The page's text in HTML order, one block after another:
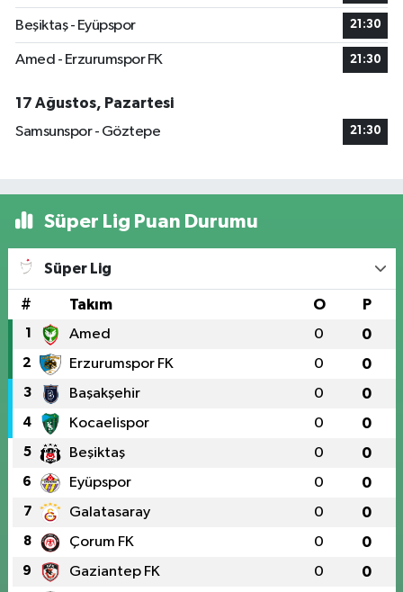
Beşiktaş - Eyüpspor 21:30
Amed - Erzurumspor FK 21:30
17 Ağustos, Pazartesi
Samsunspor - Göztepe
21:30
Süper Lig Puan Durumu
Süper Lig
# Takım O P
1 Amed 0 0
2 Erzurumspor FK 0 0
3 Başakşehir 0 0
4 Kocaelispor 0 0
5 Beşiktaş 0 0
6 Eyüpspor 0 0
7 Galatasaray 0 0
8 Çorum FK 0 0
9 Gaziantep FK 0 0